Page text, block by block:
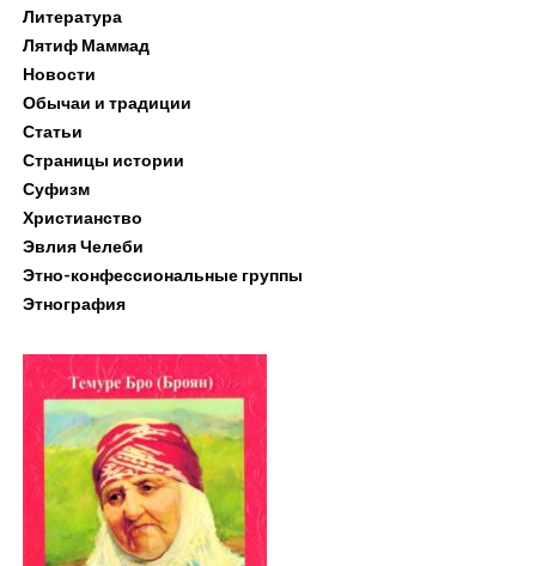
Литература
Лятиф Маммад
Новости
Обычаи и традиции
Статьи
Страницы истории
Суфизм
Христианство
Эвлия Челеби
Этно-конфессиональные группы
Этнография